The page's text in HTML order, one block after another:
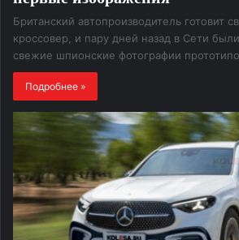
Британский автопроизводитель готовит
кроссовер, и пару дней назад в Сети
свежие шпионские фотографии
Подробнее »